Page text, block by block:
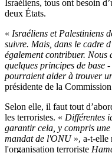
Israéliens, tous ont besoin
deux États.
« Israéliens et Palestiniens
suivre. Mais, dans le cadre
également contribuer. Nous
quelques principes de base
pourraient aider à trouver
présidente de la
Selon elle, il faut tout
les terroristes. « Différentes
garantir cela, y compris
mandat de l'ONU », a-t-elle
l'organisation terroriste